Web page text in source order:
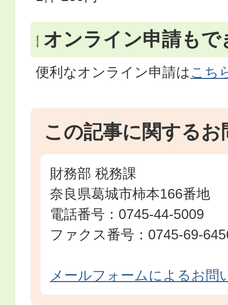
オンライン申請もで
便利なオンライン申請はこち
この記事に関するお
財務部 税務課
奈良県葛城市柿本166番地
電話番号：0745-44-5009
ファクス番号：0745-69-
メールフォームによるお問